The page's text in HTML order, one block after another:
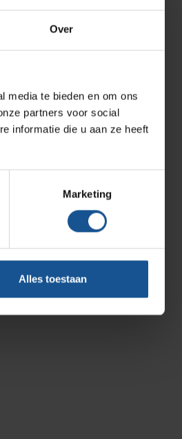
Over
media te bieden en om ons
partners voor social
informatie die u aan ze heeft
Marketing
Alles toestaan
Metro
Zarges
BINBIN
Over VE-Systems
Contact
Ons team
Klantcases
Vacatures